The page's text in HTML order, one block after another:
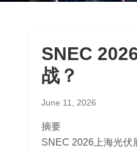
SNEC
战？
June 11, 2026
摘要
SNEC 2026上海光伏